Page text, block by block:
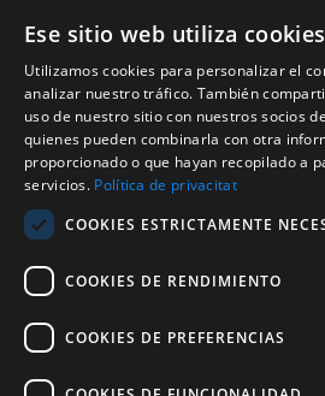
OFICINA DE TURISMO DE
Passeig Darder - Pesquera núm. 10
17820 Banyoles (Girona)
Tel. (0034) 972 583 470
turisme@ajbanyoles.org
whatsapp 690 853 395
Síguenos
Ese sitio web utiliza cookies
Utilizamos cookies para personalizar el
analizar nuestro tráfico. También
uso de nuestro sitio con nuestros socios
quienes pueden combinarla con otra
proporcionado o que hayan recopilado a
servicios. Política de privacitat
COOKIES ESTRICTAMENTE
COOKIES DE RENDIMIENTO
COOKIES DE PREFERENCIAS